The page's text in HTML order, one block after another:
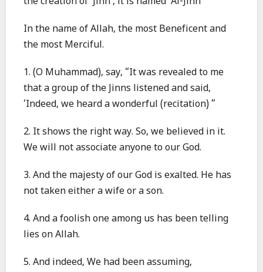
In the name of Allah, the most Beneficent and
the most Merciful.
1. (O Muhammad), say, “It was revealed to me
that a group of the Jinns listened and said,
‘Indeed, we heard a wonderful (recitation) ”
2. It shows the right way. So, we believed in it.
We will not associate anyone to our God.
3. And the majesty of our God is exalted. He has
not taken either a wife or a son.
4. And a foolish one among us has been telling
lies on Allah.
5. And indeed, We had been assuming,